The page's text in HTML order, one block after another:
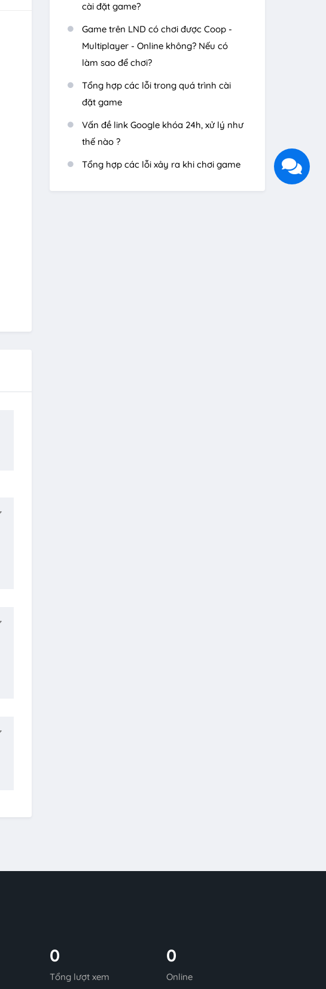
cài đặt game?
Game trên LND có chơi được Coop -
Multiplayer - Online không? Nếu có
làm sao để chơi?
Tổng hợp các lỗi trong quá trình cài
đặt game
Vấn đề link Google khóa 24h, xử lý như
thế nào ?
Tổng hợp các lỗi xảy ra khi chơi game
0
Tổng lượt xem
0
Online